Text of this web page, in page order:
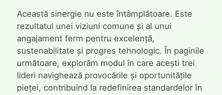
Această sinergie nu este întâmplătoare. Este
rezultatul unei viziuni comune și al unui
angajament ferm pentru excelență,
sustenabilitate și progres tehnologic. În paginile
următoare, explorăm modul în care acești trei
lideri navighează provocările și oportunitățile
pieței, contribuind la redefinirea standardelor în